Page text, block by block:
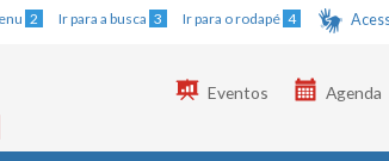
2 Ir para a busca 3 Ir para o rodapé 4
Eventos Agenda